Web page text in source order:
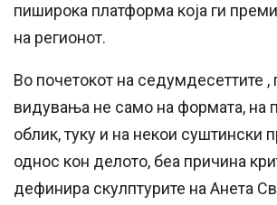
пиширока платформа која ги
на регионот.
Во почетокот на седумдесеттите ,
видувања не само на формата, на
облик, туку и на некои суштински
однос кон делото, беа причина
дефинира скулптурите на Анета